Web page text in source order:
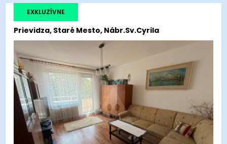
Prievidza, Staré Mesto, Nábr.Sv.Cyrila
EXKLUZÍVNE